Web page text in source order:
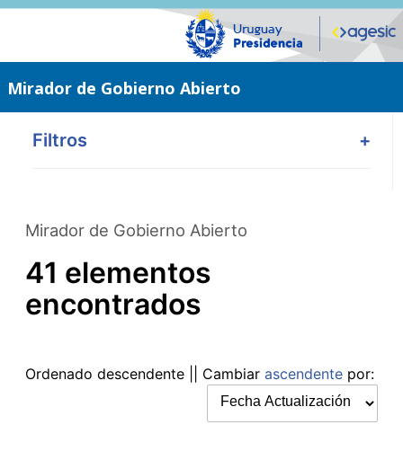
Saltar
Mirador de Gobierno Abierto
Filtros +
Mirador de Gobierno Abierto
41 elementos
encontrados
Ordenado descendente || Cambiar ascendente por: